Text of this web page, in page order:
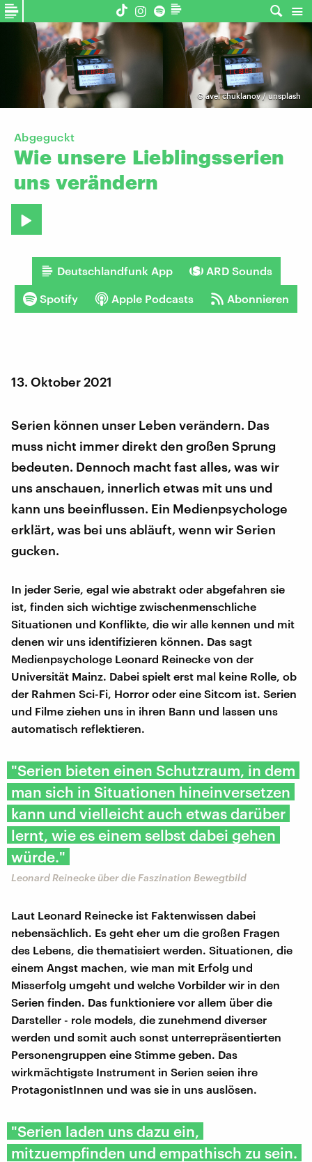
©avel chuklanov / unsplash
Abgeguckt
Wie unsere Lieblingsserien
uns verändern
Deutschlandfunk App ARD Sounds
Spotify Apple Podcasts Abonnieren
13. Oktober 2021
Serien können unser Leben verändern. Das
muss nicht immer direkt den großen Sprung
bedeuten. Dennoch macht fast alles, was wir
uns anschauen, innerlich etwas mit uns und
kann uns beeinflussen. Ein Medienpsychologe
erklärt, was bei uns abläuft, wenn wir Serien
gucken.
In jeder Serie, egal wie abstrakt oder abgefahren sie
ist, finden sich wichtige zwischenmenschliche
Situationen und Konflikte, die wir alle kennen und mit
denen wir uns identifizieren können. Das sagt
Medienpsychologe Leonard Reinecke von der
Universität Mainz. Dabei spielt erst mal keine Rolle, ob
der Rahmen Sci-Fi, Horror oder eine Sitcom ist. Serien
und Filme ziehen uns in ihren Bann und lassen uns
automatisch reflektieren.
"Serien bieten einen Schutzraum, in dem
man sich in Situationen hineinversetzen
kann und vielleicht auch etwas darüber
lernt, wie es einem selbst dabei gehen
würde."
Leonard Reinecke über die Faszination Bewegtbild
Laut Leonard Reinecke ist Faktenwissen dabei
nebensächlich. Es geht eher um die großen Fragen
des Lebens, die thematisiert werden. Situationen, die
einem Angst machen, wie man mit Erfolg und
Misserfolg umgeht und welche Vorbilder wir in den
Serien finden. Das funktioniere vor allem über die
Darsteller - role models, die zunehmend diverser
werden und somit auch sonst unterrepräsentierten
Personengruppen eine Stimme geben. Das
wirkmächtigste Instrument in Serien seien ihre
ProtagonistInnen und was sie in uns auslösen.
"Serien laden uns dazu ein,
mitzuempfinden und empathisch zu sein.